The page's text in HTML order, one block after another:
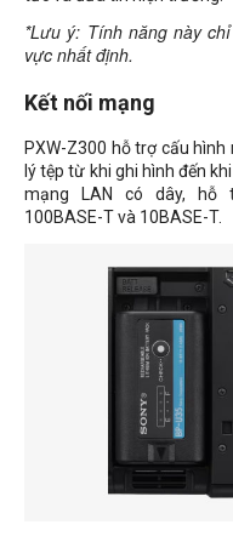
*Lưu ý: Tính năng này
vực nhất định.
Kết nối mạng
PXW-Z300 hỗ trợ cấu
lý tệp từ khi ghi hình đến
mạng LAN có dây, hỗ
100BASE-T và 10BASE-T.